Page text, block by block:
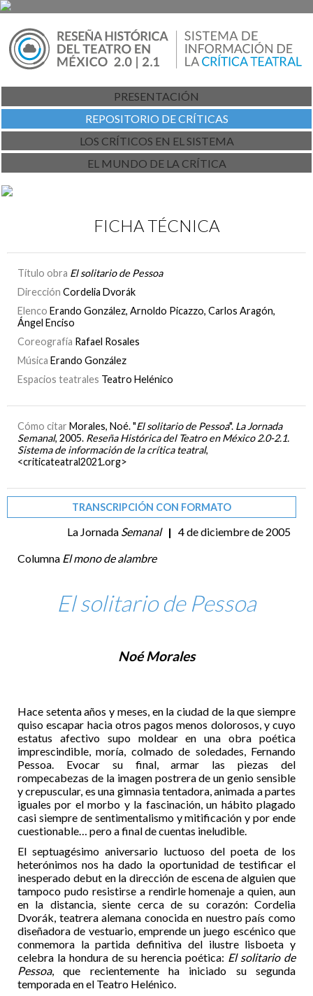
PRESENTACIÓN
REPOSITORIO DE CRÍTICAS
LOS CRÍTICOS EN EL SISTEMA
EL MUNDO DE LA CRÍTICA
FICHA TÉCNICA
Título obra El solitario de Pessoa
Dirección Cordelia Dvorák
Elenco Erando González, Arnoldo Picazzo, Carlos Aragón,
Ángel Enciso
Coreografía Rafael Rosales
Música Erando González
Espacios teatrales Teatro Helénico
Cómo citar Morales, Noé. "El solitario de Pessoa". La Jornada
Semanal, 2005. Reseña Histórica del Teatro en México 2.0-2.1.
Sistema de información de la crítica teatral,
<criticateatral2021.org>
TRANSCRIPCIÓN CON FORMATO
La Jornada Semanal | 4 de diciembre de 2005
Columna El mono de alambre
El solitario de Pessoa
Noé Morales
Hace setenta años y meses, en la ciudad de la que siempre
quiso escapar hacia otros pagos menos dolorosos, y cuyo
estatus afectivo supo moldear en una obra poética
imprescindible, moría, colmado de soledades, Fernando
Pessoa. Evocar su final, armar las piezas del
rompecabezas de la imagen postrera de un genio sensible
y crepuscular, es una gimnasia tentadora, animada a partes
iguales por el morbo y la fascinación, un hábito plagado
casi siempre de sentimentalismo y mitificación y por ende
cuestionable… pero a final de cuentas ineludible.
El septuagésimo aniversario luctuoso del poeta de los
heterónimos nos ha dado la oportunidad de testificar el
inesperado debut en la dirección de escena de alguien que
tampoco pudo resistirse a rendirle homenaje a quien, aun
en la distancia, siente cerca de su corazón: Cordelia
Dvorák, teatrera alemana conocida en nuestro país como
diseñadora de vestuario, emprende un juego escénico que
conmemora la partida definitiva del ilustre lisboeta y
celebra la hondura de su herencia poética: El solitario de
Pessoa, que recientemente ha iniciado su segunda
temporada en el Teatro Helénico.